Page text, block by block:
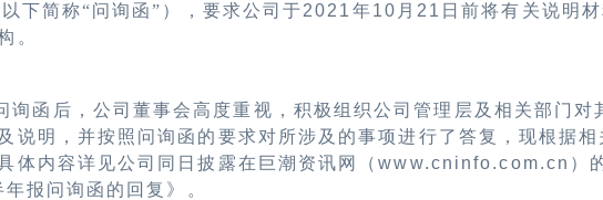
下简称“问询函”），要求公司于2021 年10 月 21 日前将有关说明
。
询函后，公司董事会高度重视，积极组织公司管理层及相关部门对
说明，并按照问询函的要求对所涉及的事项进行了答复，现根据
体内容详见公司同日披露在巨潮资讯网（www.cninfo.com.cn ）
年报问询函的回复》。